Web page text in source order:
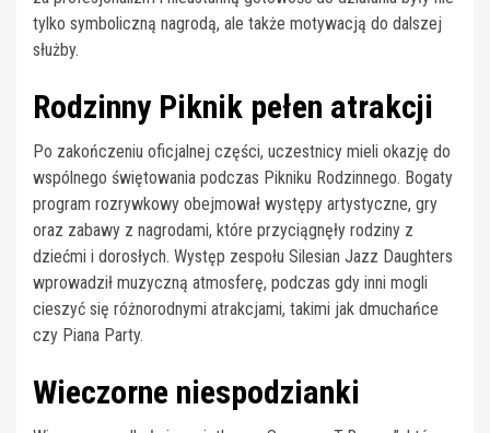
tylko symboliczną nagrodą, ale także motywacją do dalszej
służby.
Rodzinny Piknik pełen atrakcji
Po zakończeniu oficjalnej części, uczestnicy mieli okazję do
wspólnego świętowania podczas Pikniku Rodzinnego. Bogaty
program rozrywkowy obejmował występy artystyczne, gry
oraz zabawy z nagrodami, które przyciągnęły rodziny z
dziećmi i dorosłych. Występ zespołu Silesian Jazz Daughters
wprowadził muzyczną atmosferę, podczas gdy inni mogli
cieszyć się różnorodnymi atrakcjami, takimi jak dmuchańce
czy Piana Party.
Wieczorne niespodzianki